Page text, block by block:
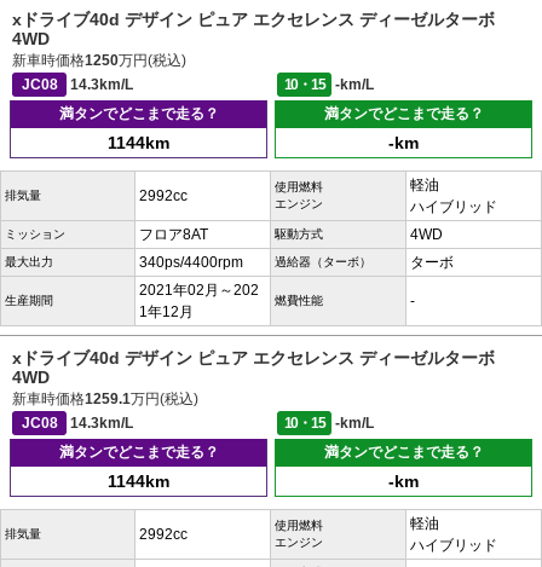
xドライブ40d デザイン ピュア エクセレンス ディーゼルターボ
4WD
新車時価格1250万円(税込)
JC08
14.3km/L 10・15
-km/L
満タンでどこまで走る？
1144km
満タンでどこまで走る？
-km
排気量 2992cc
使用燃料
エンジン
軽油
ハイブリッド
ミッション フロア8AT 駆動方式 4WD
最大出力 340ps/4400rpm 過給器（ターボ） ターボ
生産期間
2021年02月～202
1年12月
燃費性能 -
xドライブ40d デザイン ピュア エクセレンス ディーゼルターボ
4WD
新車時価格1259.1万円(税込)
JC08
14.3km/L 10・15
-km/L
満タンでどこまで走る？
1144km
満タンでどこまで走る？
-km
排気量 2992cc
使用燃料
エンジン
軽油
ハイブリッド